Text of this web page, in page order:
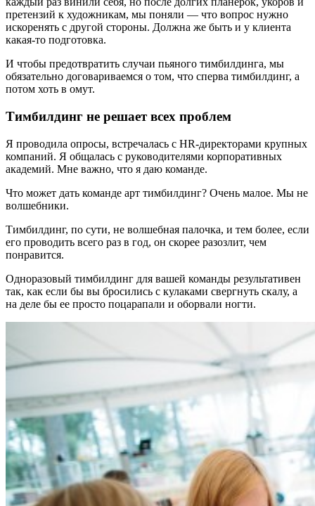
претензий к художникам, мы поняли — что вопрос нужно
искоренять с другой стороны. Должна же быть и у клиента
какая-то подготовка.
И чтобы предотвратить случаи пьяного тимбилдинга, мы
обязательно договариваемся о том, что сперва тимбилдинг, а
потом хоть в омут.
Тимбилдинг не решает всех проблем
Я проводила опросы, встречалась с HR-директорами крупных
компаний. Я общалась с руководителями корпоративных
академий. Мне важно, что я даю команде.
Что может дать команде арт тимбилдинг? Очень малое. Мы не
волшебники.
Тимбилдинг, по сути, не волшебная палочка, и тем более, если
его проводить всего раз в год, он скорее разозлит, чем
понравится.
Одноразовый тимбилдинг для вашей команды результативен
так, как если бы вы бросились с кулаками свергнуть скалу, а
на деле бы ее просто поцарапали и оборвали ногти.